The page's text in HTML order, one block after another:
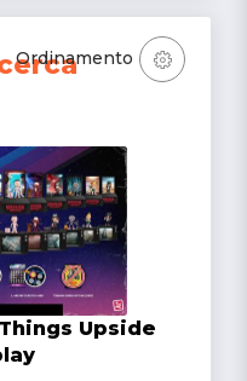
Ordinamento
Upside